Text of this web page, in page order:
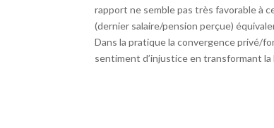
rapport ne semble pas très favorable à
(dernier salaire/pension perçue)
Dans la pratique la convergence privé/
sentiment d’injustice en transformant